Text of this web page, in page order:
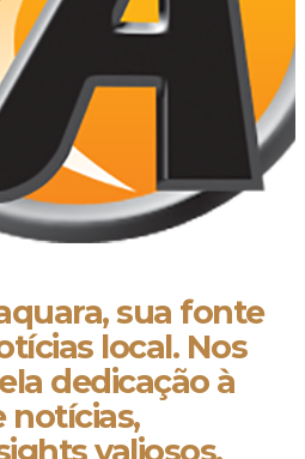
sua fonte
local. Nos
dedicação à
notícias,